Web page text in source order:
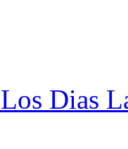
Dias